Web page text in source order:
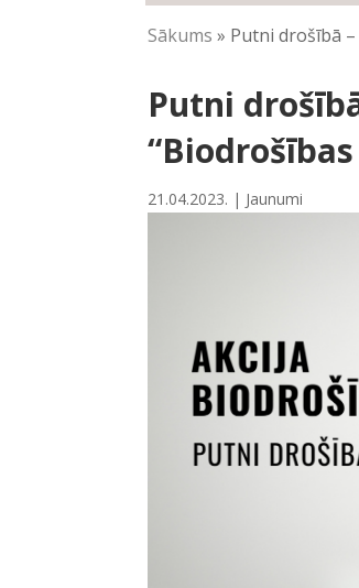
Sākums » Putni drošībā –
Putni
“Biodrošības
21.04.2023. | Jaunumi